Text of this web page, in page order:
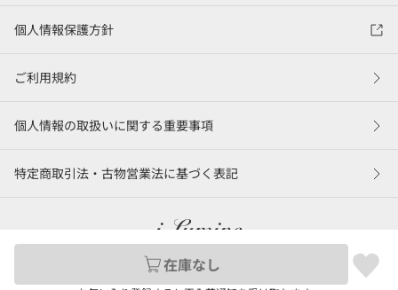
在庫なし
個人情報保護方針
ご利用規約
個人情報の取扱いに関する重要事項
特定商取引法・古物営業法に基づく表記
©LUMINE Co., Ltd.